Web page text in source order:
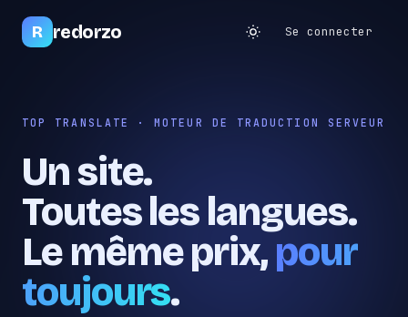
R redorzo Se connecter
TOP TRANSLATE · MOTEUR DE TRADUCTION SERVEUR
Un site.
Toutes les langues.
Le même prix,pour
toujours.